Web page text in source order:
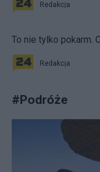
Redakcja
To nie tylko pokarm.
Redakcja
#Podróże